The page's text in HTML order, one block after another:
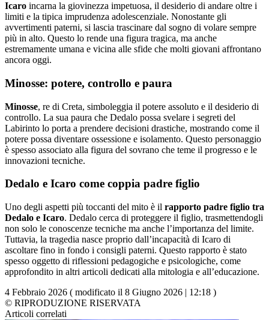
Icaro incarna la giovinezza impetuosa, il desiderio di andare oltre i
limiti e la tipica imprudenza adolescenziale. Nonostante gli
avvertimenti paterni, si lascia trascinare dal sogno di volare sempre
più in alto. Questo lo rende una figura tragica, ma anche
estremamente umana e vicina alle sfide che molti giovani affrontano
ancora oggi.
Minosse: potere, controllo e paura
Minosse, re di Creta, simboleggia il potere assoluto e il desiderio di
controllo. La sua paura che Dedalo possa svelare i segreti del
Labirinto lo porta a prendere decisioni drastiche, mostrando come il
potere possa diventare ossessione e isolamento. Questo personaggio
è spesso associato alla figura del sovrano che teme il progresso e le
innovazioni tecniche.
Dedalo e Icaro come coppia padre figlio
Uno degli aspetti più toccanti del mito è il rapporto padre figlio tra
Dedalo e Icaro. Dedalo cerca di proteggere il figlio, trasmettendogli
non solo le conoscenze tecniche ma anche l’importanza del limite.
Tuttavia, la tragedia nasce proprio dall’incapacità di Icaro di
ascoltare fino in fondo i consigli paterni. Questo rapporto è stato
spesso oggetto di riflessioni pedagogiche e psicologiche, come
approfondito in altri articoli dedicati alla mitologia e all’educazione.
4 Febbraio 2026 ( modificato il 8 Giugno 2026 | 12:18 )
© RIPRODUZIONE RISERVATA
Articoli correlati